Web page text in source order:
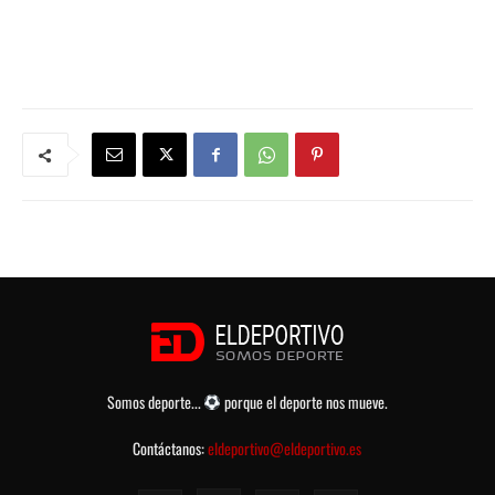
Somos deporte...
porque el deporte nos mueve.
Contáctanos:eldeportivo@eldeportivo.es